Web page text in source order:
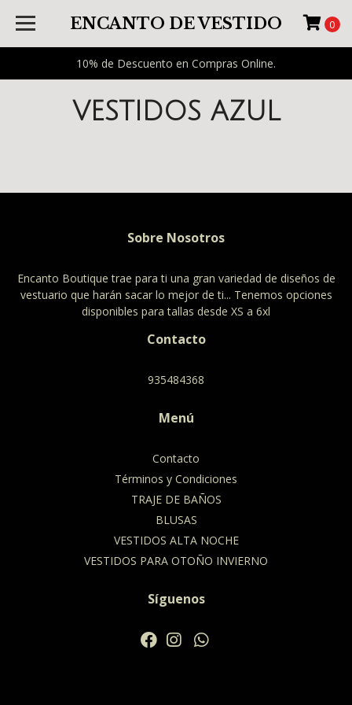
10% de Descuento en Compras Online.
ENCANTO DE VESTIDO 0
VESTIDOS AZUL
Sobre Nosotros
Encanto Boutique trae para ti una gran variedad de diseños de
vestuario que harán sacar lo mejor de ti... Tenemos opciones
disponibles para tallas desde XS a 6xl
Contacto
935484368
Menú
Contacto
Términos y Condiciones
TRAJE DE BAÑOS
BLUSAS
VESTIDOS ALTA NOCHE
VESTIDOS PARA OTOÑO INVIERNO
Síguenos